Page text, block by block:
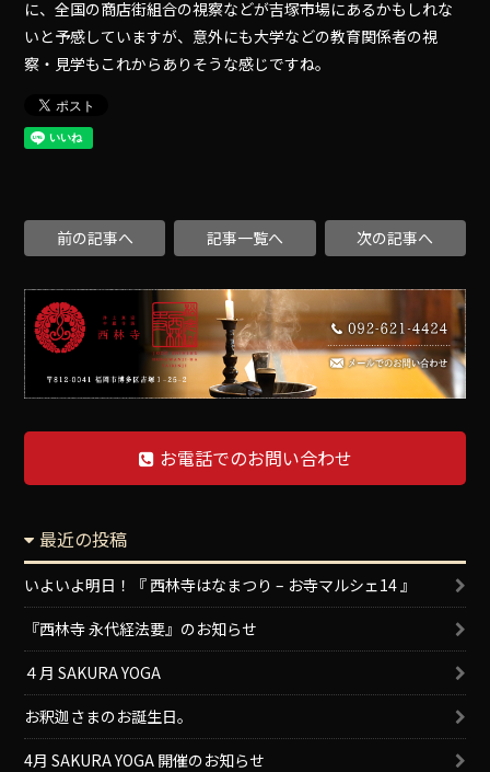
に、全国の商店街組合の視察などが吉塚市場にあるかもしれな
いと予感していますが、意外にも大学などの教育関係者の視
察・見学もこれからありそうな感じですね。
前の記事へ 記事一覧へ 次の記事へ
お電話でのお問い合わせ
最近の投稿
いよいよ明日！『 西林寺はなまつり – お寺マルシェ14 』
『西林寺 永代経法要』のお知らせ
４月 SAKURA YOGA
お釈迦さまのお誕生日。
4月 SAKURA YOGA 開催のお知らせ